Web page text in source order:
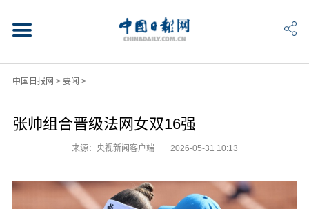
中国日报网 > 要闻 >
张帅组合晋级法网女双16强
来源：央视新闻客户端 2026-05-31 10:13